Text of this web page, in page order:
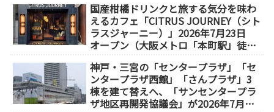
国産柑橘ドリンクと旅する気分を味わ
えるカフェ「CITRUS JOURNEY（シト
ラスジャーニー）」2026年7月23日
オープン（大阪メトロ「本町駅」徒歩
神戸・三宮の「センタープラザ」「セ
ンタープラザ西館」「さんプラザ」3
棟を建て替えへ、「サンセンタープラ
ザ地区再開発協議会」が2026年7月発